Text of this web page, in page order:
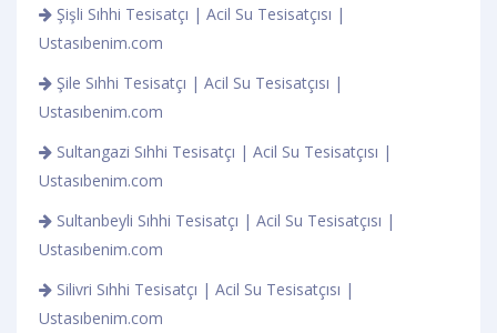
Şişli Sıhhi Tesisatçı | Acil Su Tesisatçısı |
Ustasıbenim.com
Şile Sıhhi Tesisatçı | Acil Su Tesisatçısı |
Ustasıbenim.com
Sultangazi Sıhhi Tesisatçı | Acil Su Tesisatçısı |
Ustasıbenim.com
Sultanbeyli Sıhhi Tesisatçı | Acil Su Tesisatçısı |
Ustasıbenim.com
Silivri Sıhhi Tesisatçı | Acil Su Tesisatçısı |
Ustasıbenim.com